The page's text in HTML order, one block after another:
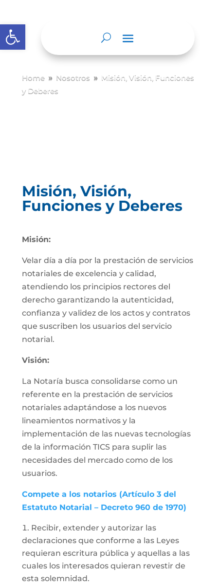
Abrir barra de herramientas
Home 9 Nosotros 9 Misión, Visión, Funciones
y Deberes
Misión, Visión,
Funciones y Deberes
Misión:
Velar día a día por la prestación de servicios
notariales de excelencia y calidad,
atendiendo los principios rectores del
derecho garantizando la autenticidad,
confianza y validez de los actos y contratos
que suscriben los usuarios del servicio
notarial.
Visión:
La Notaría busca consolidarse como un
referente en la prestación de servicios
notariales adaptándose a los nuevos
lineamientos normativos y la
implementación de las nuevas tecnologías
de la información TICS para suplir las
necesidades del mercado como de los
usuarios.
Compete a los notarios (Artículo 3 del
Estatuto Notarial – Decreto 960 de 1970)
Recibir, extender y autorizar las
declaraciones que conforme a las Leyes
requieran escritura pública y aquellas a las
cuales los interesados quieran revestir de
esta solemnidad.